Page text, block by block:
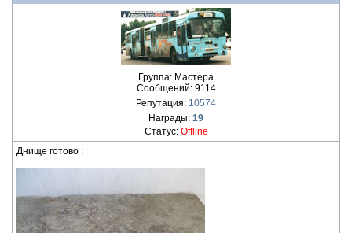
Группа: Мастера
Сообщений: 9114
Репутация: 10574
Награды: 19
Статус: Offline
Днище готово :